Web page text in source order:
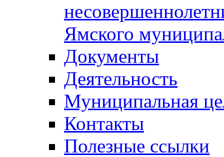
Ямского
Документы
Деятельность
Муниципальная
Контакты
Полезные ссылки